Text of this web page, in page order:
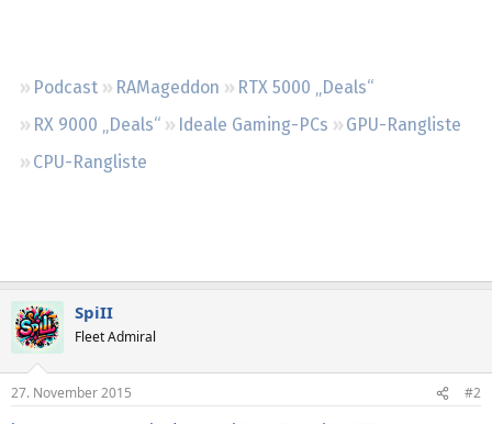
Podcast RAMageddon
RTX 5000 „Deals“
RX 9000 „Deals“
Ideale Gaming-PCs
GPU-Rangliste
CPU-Rangliste
SpiII
Fleet Admiral
27. November 2015 #2